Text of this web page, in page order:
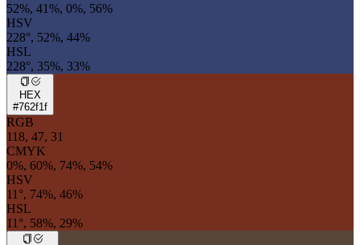
52%, 41%, 0%, 56%
HSV
228°, 52%, 44%
HSL
228°, 35%, 33%
HEX
#762f1f
RGB
118, 47, 31
CMYK
0%, 60%, 74%, 54%
HSV
11°, 74%, 46%
HSL
11°, 58%, 29%